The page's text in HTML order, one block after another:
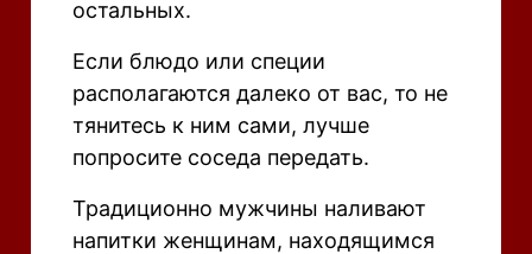
остальных.
Если блюдо или специи
располагаются далеко от вас, то не
тянитесь к ним сами, лучше
попросите соседа передать.
Традиционно мужчины наливают
напитки женщинам, находящимся